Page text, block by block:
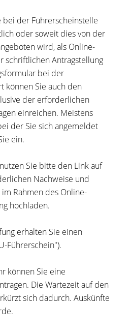
bei der Führerscheinstelle
oder soweit dies von der
wird, als Online-
schriftlichen Antragstellung
bei der
können Sie auch den
der erforderlichen
einreichen. Meistens
der Sie sich angemeldet
ein.
Sie bitte den Link auf
Nachweise und
Rahmen des Online-
hochladen.
erhalten Sie einen
Führerschein").
können Sie eine
ntragen. Die Wartezeit auf den
sich dadurch. Auskünfte